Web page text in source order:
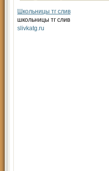
Школьницы тг слив
школьницы тг слив
slivkatg.ru